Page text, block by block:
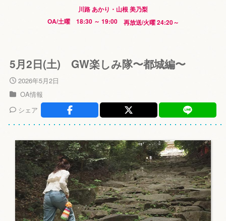
川路 あかり・山根 美乃梨
OA/土曜 18:30 ～ 19:00 再放送/火曜 24:20～
5月2日(土) GW楽しみ隊〜都城編〜
2026年5月2日
OA情報
シェア